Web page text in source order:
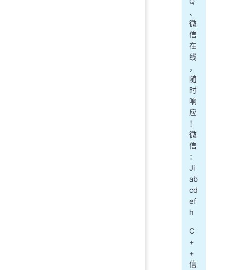
、
微
信
在
线
，
随
时
响
应
！
微
信
：
Ji
ab
cd
ef
h
C
+
+
信